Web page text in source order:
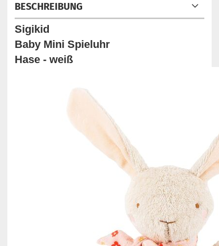
BESCHREIBUNG
Sigikid
Baby Mini Spieluhr
Hase - weiß